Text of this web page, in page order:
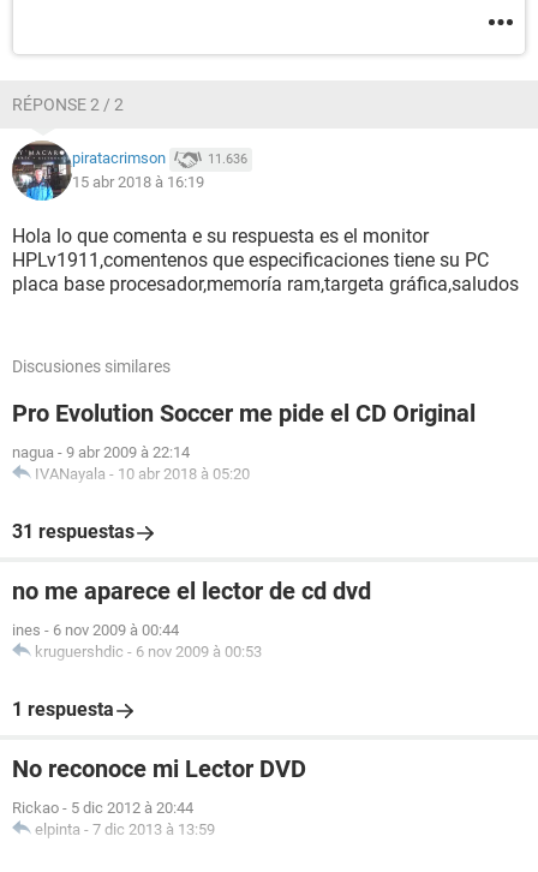
RÉPONSE 2 / 2
piratacrimson 11.636
15 abr 2018 à 16:19
Hola lo que comenta e su respuesta es el monitor
HPLv1911,comentenos que especificaciones tiene su PC
placa base procesador,memoría ram,targeta gráfica,saludos
Discusiones similares
Pro Evolution Soccer me pide el CD Original
nagua - 9 abr 2009 à 22:14
IVANayala - 10 abr 2018 à 05:20
31 respuestas
no me aparece el lector de cd dvd
ines - 6 nov 2009 à 00:44
kruguershdic - 6 nov 2009 à 00:53
1 respuesta
No reconoce mi Lector DVD
Rickao - 5 dic 2012 à 20:44
elpinta - 7 dic 2013 à 13:59